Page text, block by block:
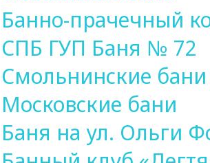
Банно-прачечный
СПБ ГУП Баня № 72
Смольнинские бани
Московские бани
Баня на ул. Ольги